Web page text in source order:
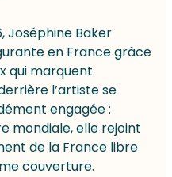
Joséphine Baker
en France grâce
qui marquent
l’artiste se
engagée :
mondiale, elle rejoint
de la France libre
couverture.